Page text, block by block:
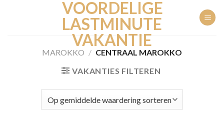
VOORDELIGE
LASTMINUTE
VAKANTIE
MAROKKO / CENTRAAL MAROKKO
VAKANTIES FILTEREN